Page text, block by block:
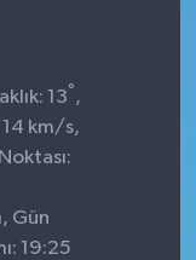
13° ,
14 km/s,
Gün
19:25